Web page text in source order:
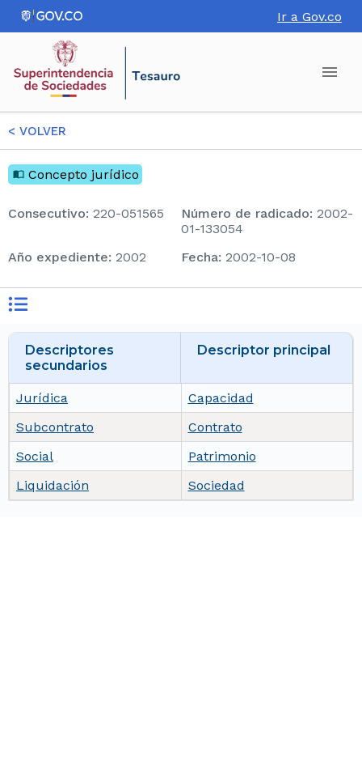
Ir a Gov.co
< VOLVER
Concepto jurídico
consecutivo: 220-051565 Número de radicado: 2002-
01-133054
Año expediente: 2002 Fecha: 2002-10-08
Descriptores
secundarios
Descriptor principal
Jurídica
Capacidad
Subcontrato
Contrato
Social
Patrimonio
Liquidación
Sociedad